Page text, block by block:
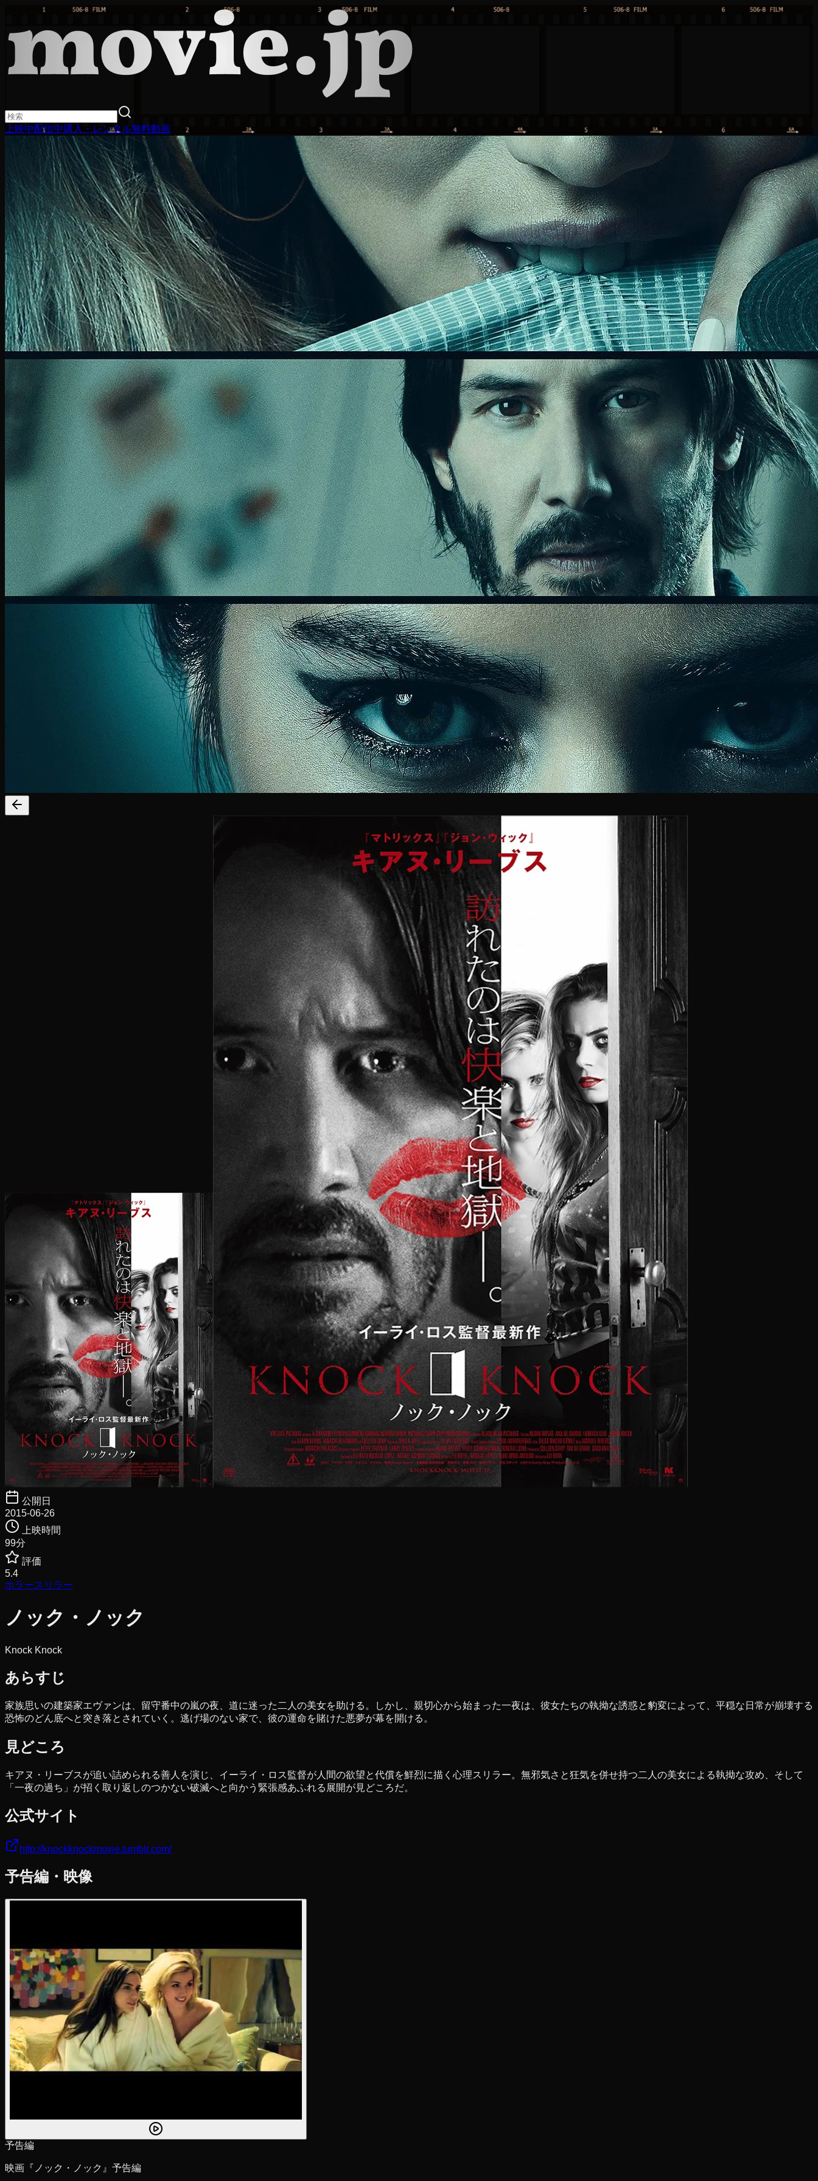
上映中配信中購入・レンタル無料動画
公開日
2015-06-26
上映時間
99分
評価
5.4
ホラースリラー
ノック・ノック
Knock Knock
あらすじ
家族思いの建築家エヴァンは、留守番中の嵐の夜、道に迷った二人の美女を助ける。しかし、親切心から始まった一夜は、彼女たちの執拗な誘惑と豹変によって、平穏な日常が崩壊する
恐怖のどん底へと突き落とされていく。逃げ場のない家で、彼の運命を賭けた悪夢が幕を開ける。
見どころ
キアヌ・リーブスが追い詰められる善人を演じ、イーライ・ロス監督が人間の欲望と代償を鮮烈に描く心理スリラー。無邪気さと狂気を併せ持つ二人の美女による執拗な攻め、そして
「一夜の過ち」が招く取り返しのつかない破滅へと向かう緊張感あふれる展開が見どころだ。
公式サイト
http://knockknockmovie.tumblr.com/
予告編・映像
予告編
映画『ノック・ノック』予告編